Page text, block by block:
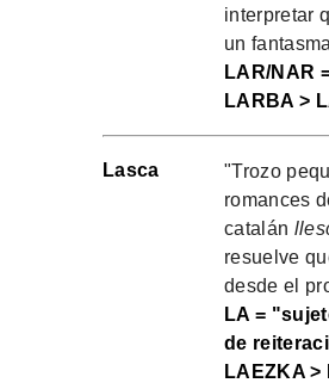
interpretar
un
LAR/NAR
LARBA >
Lasca
"Trozo
romances
catalán
resuelve
desde el
LA =
de
LAEZKA >